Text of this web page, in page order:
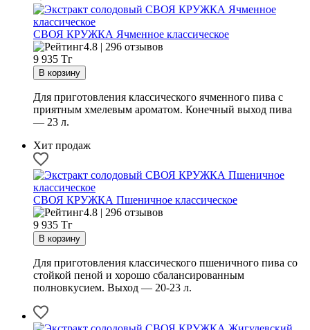
СВОЯ КРУЖКА Ячменное классическое
4.8 | 296 отзывов
9 935 Тг
Для приготовления классического ячменного пива с
приятным хмелевым ароматом. Конечный выход пива
— 23 л.
Хит продаж
СВОЯ КРУЖКА Пшеничное классическое
4.8 | 296 отзывов
9 935 Тг
Для приготовления классического пшеничного пива со
стойкой пеной и хорошо сбалансированным
полновкусием. Выход — 20-23 л.